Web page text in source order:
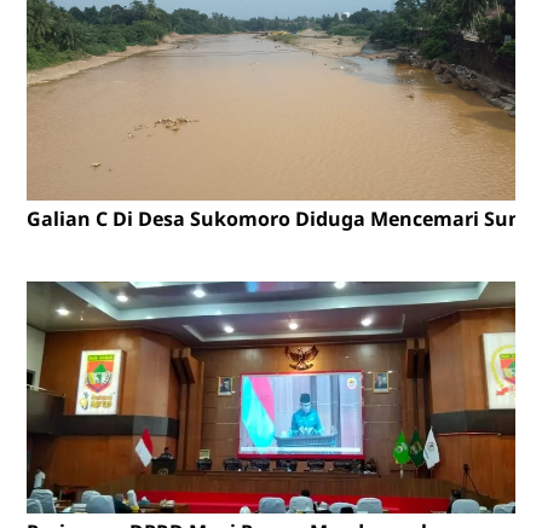
Galian C Di Desa Sukomoro Diduga Mencemari